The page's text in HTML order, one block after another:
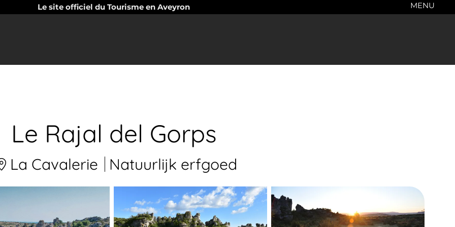
Le site officiel du Tourisme en Aveyron MENU
Le Rajal del Gorps
La Cavalerie Natuurlijk erfgoed